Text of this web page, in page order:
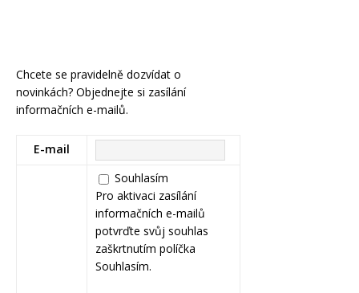
Chcete se pravidelně dozvídat o
novinkách? Objednejte si zasílání
informačních e-mailů.
E-mail
Souhlasím
Pro aktivaci zasílání
informačních e-mailů
potvrďte svůj souhlas
zaškrtnutím políčka
Souhlasím.